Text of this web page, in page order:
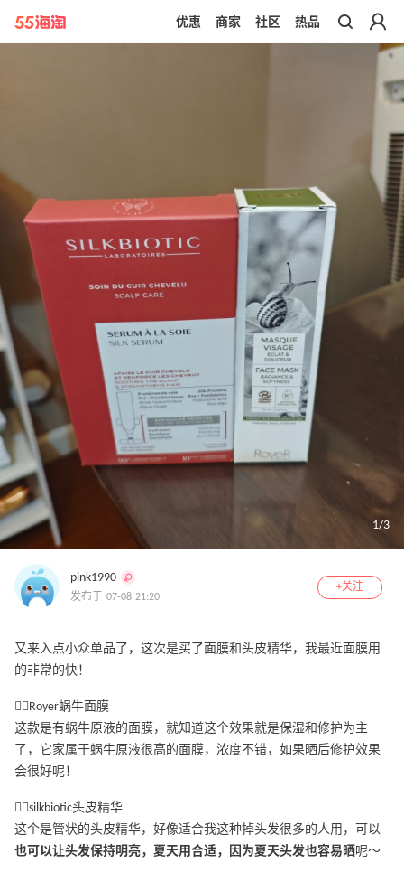
带你去官网买正品
优惠 商家 社区 热品
1/3
pink1990
发布于 07-08 21:20
+关注
又来入点小众单品了，这次是买了面膜和头皮精华，我最近面膜用
的非常的快！
👉🏻Royer蜗牛面膜
这款是有蜗牛原液的面膜，就知道这个效果就是保湿和修护为主
了，它家属于蜗牛原液很高的面膜，浓度不错，如果晒后修护效果
会很好呢！
👉🏻silkbiotic头皮精华
这个是管状的头皮精华，好像适合我这种掉头发很多的人用，可以
也可以让头发保持明亮，夏天用合适，因为夏天头发也容易晒呢～